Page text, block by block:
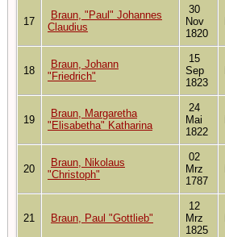
17
Braun, "Paul" Johannes
Claudius
30
Nov
1820
18
Braun, Johann
"Friedrich"
15
Sep
1823
19
Braun, Margaretha
"Elisabetha" Katharina
24
Mai
1822
20
Braun, Nikolaus
"Christoph"
02
Mrz
1787
21 Braun, Paul "Gottlieb"
12
Mrz
1825